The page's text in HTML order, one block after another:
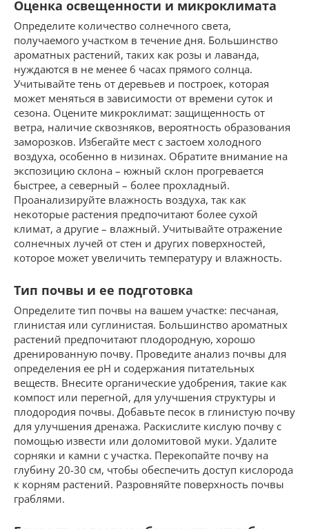
Оценка освещенности и микроклимата
Определите количество солнечного света,
получаемого участком в течение дня. Большинство
ароматных растений, таких как розы и лаванда,
нуждаются в не менее 6 часах прямого солнца.
Учитывайте тень от деревьев и построек, которая
может меняться в зависимости от времени суток и
сезона. Оцените микроклимат: защищенность от
ветра, наличие сквозняков, вероятность образования
заморозков. Избегайте мест с застоем холодного
воздуха, особенно в низинах. Обратите внимание на
экспозицию склона – южный склон прогревается
быстрее, а северный – более прохладный.
Проанализируйте влажность воздуха, так как
некоторые растения предпочитают более сухой
климат, а другие – влажный. Учитывайте отражение
солнечных лучей от стен и других поверхностей,
которое может увеличить температуру и влажность.
Тип почвы и ее подготовка
Определите тип почвы на вашем участке: песчаная,
глинистая или суглинистая. Большинство ароматных
растений предпочитают плодородную, хорошо
дренированную почву. Проведите анализ почвы для
определения ее pH и содержания питательных
веществ. Внесите органические удобрения, такие как
компост или перегной, для улучшения структуры и
плодородия почвы. Добавьте песок в глинистую почву
для улучшения дренажа. Раскислите кислую почву с
помощью извести или доломитовой муки. Удалите
сорняки и камни с участка. Перекопайте почву на
глубину 20-30 см, чтобы обеспечить доступ кислорода
к корням растений. Разровняйте поверхность почвы
граблями.